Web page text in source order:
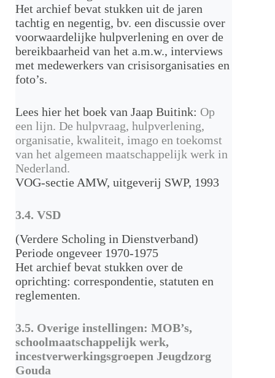
Het archief bevat stukken uit de jaren
tachtig en negentig, bv. een discussie over
voorwaardelijke hulpverlening en over de
bereikbaarheid van het a.m.w., interviews
met medewerkers van crisisorganisaties en
foto’s.
Lees hier het boek van Jaap Buitink: Op
een lijn. De hulpvraag, hulpverlening,
organisatie, kwaliteit, imago en toekomst
van het algemeen maatschappelijk werk in
Nederland.
VOG-sectie AMW, uitgeverij SWP, 1993
3.4. VSD
(Verdere Scholing in Dienstverband)
Periode ongeveer 1970-1975
Het archief bevat stukken over de
oprichting: correspondentie, statuten en
reglementen.
3.5. Overige instellingen: MOB’s,
schoolmaatschappelijk werk,
incestverwerkingsgroepen Jeugdzorg
Gouda